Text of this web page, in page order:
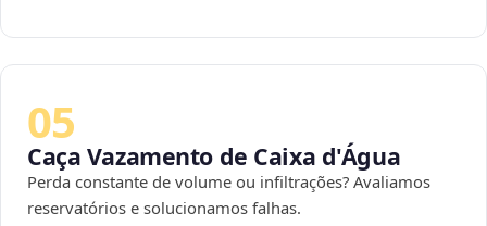
05
Caça Vazamento de Caixa d'Água
Perda constante de volume ou infiltrações? Avaliamos
reservatórios e solucionamos falhas.